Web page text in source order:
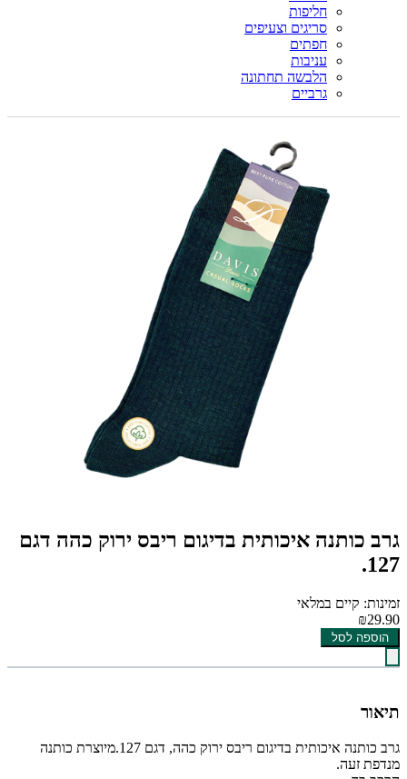
חליפות
סריגים וצעיפים
חפתים
עניבות
הלבשה תחתונה
גרביים
גרב כותנה איכותית בדיגום ריבס ירוק כהה דגם
127.
זמינות: קיים במלאי
₪29.90
הוספה לסל
תיאור
גרב כותנה איכותית בדיגום ריבס ירוק כהה, דגם 127.מיוצרת כותנה
מנדפת זעה.